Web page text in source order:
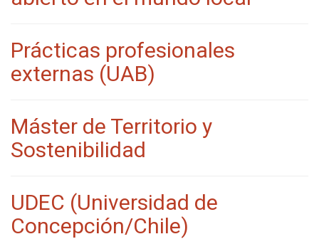
Prácticas profesionales
externas (UAB)
Máster de Territorio y
Sostenibilidad
UDEC (Universidad de
Concepción/Chile)